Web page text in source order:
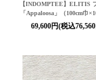
【INDOMPTEE】ELITIS
「Appaloosa」（100cm巾
69,600円(税込